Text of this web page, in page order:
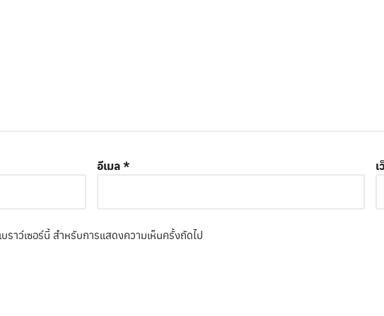
อีเมล*
ราว์เซอร์นี้ สำหรับการแสดงความเห็นครั้งถัดไป